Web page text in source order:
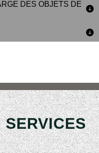
DES OBJETS DE
SERVICES